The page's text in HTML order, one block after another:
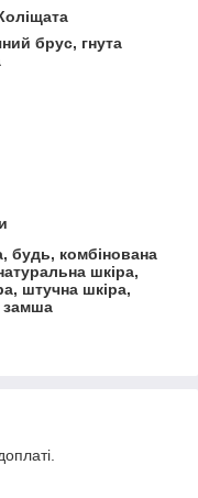
брус, гнута
будь, комбінована
шкіра,
штучна шкіра,
замша